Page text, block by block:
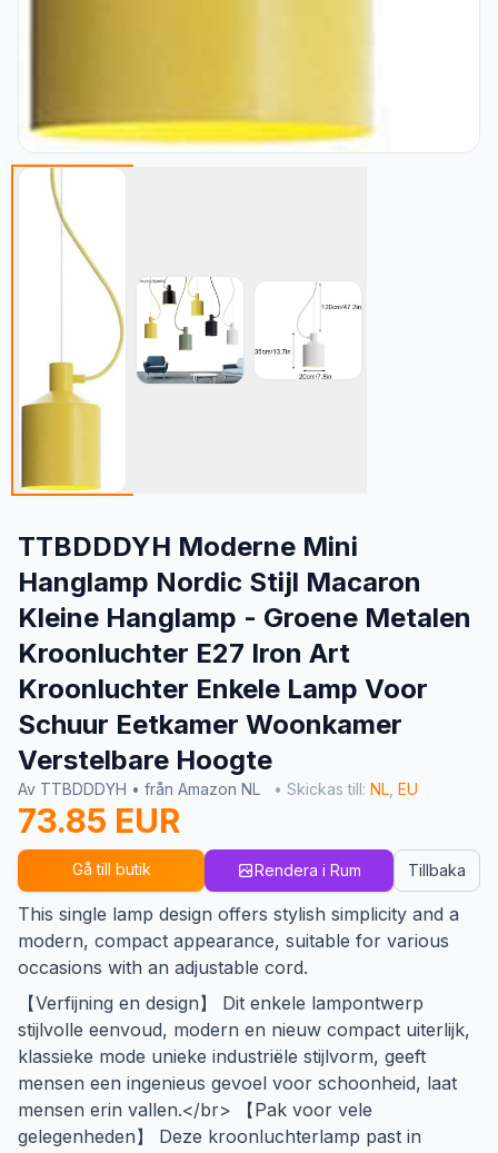
TTBDDDYH Moderne Mini
Hanglamp Nordic Stijl Macaron
Kleine Hanglamp - Groene Metalen
Kroonluchter E27 Iron Art
Kroonluchter Enkele Lamp Voor
Schuur Eetkamer Woonkamer
Verstelbare Hoogte
Av TTBDDDYH • från Amazon NL • Skickas till: NL EU
73.85 EUR
Gå till butik Rendera i Rum Tillbaka
This single lamp design offers stylish simplicity and a
modern, compact appearance, suitable for various
occasions with an adjustable cord.
【Verfijning en design】 Dit enkele lampontwerp
stijlvolle eenvoud, modern en nieuw compact uiterlijk,
klassieke mode unieke industriële stijlvorm, geeft
mensen een ingenieus gevoel voor schoonheid, laat
mensen erin vallen.</br> 【Pak voor vele
gelegenheden】 Deze kroonluchterlamp past in